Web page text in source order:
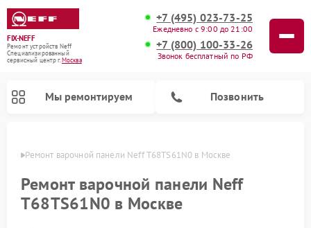
FIX-NEFF
Ремонт устройств Neff
Специализированный
cервисный центр г.Москва
+7 (495) 023-73-25
Ежедневно с 9:00 до 21:00
+7 (800) 100-33-26
Звонок бесплатный по РФ
Мы ремонтируем Позвонить
Ремонт варочной панели Neff T68TS61N0 в Москве
Ремонт варочной панели Neff
T68TS61N0 в Москве